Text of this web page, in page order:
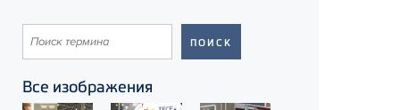
Все изображения